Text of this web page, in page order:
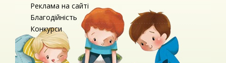
Реклама на сайті
Благодійність
Конкурси